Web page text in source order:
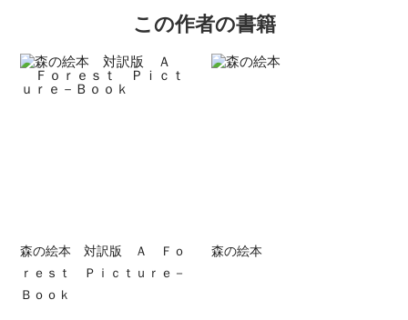
この作者の書籍
森の絵本 対訳版 Ａ Ｆｏ
ｒｅｓｔ Ｐｉｃｔｕｒｅ－
Ｂｏｏｋ
森の絵本